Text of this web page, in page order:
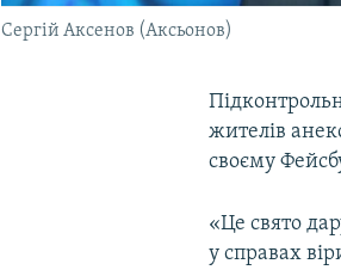
Сергій Аксенов (Аксьонов)
жителів
своєму
«Це свято
у справах